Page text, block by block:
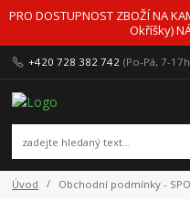
PRO DOSTUPNOST ZBOŽÍ NA
Okříšky)
+420 728 382 742 (Po-Pá, 7-
Úvod Obchodní podmínky -